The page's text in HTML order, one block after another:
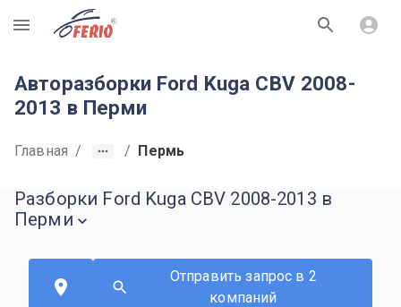
R
Авторазборки Ford Kuga CBV 2008-
2013 в Перми
Главная / / Пермь
Разборки Ford Kuga CBV 2008-2013 в
Перми
Отправить запрос в 2
компаний